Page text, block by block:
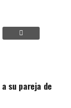
su pareja de